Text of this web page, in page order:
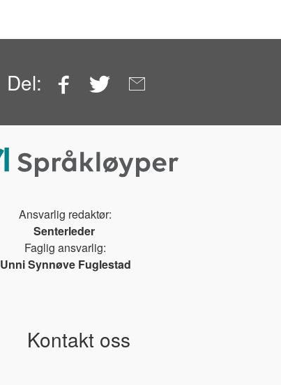
Del: Facebook
Twitter
Ansvarlig redaktør:
Senterleder
Faglig ansvarlig:
Unni Synnøve Fuglestad
Kontakt oss